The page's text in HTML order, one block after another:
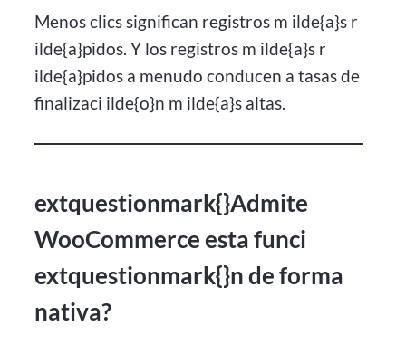
Menos clics significan registros m ilde{a}s r
ilde{a}pidos. Y los registros m ilde{a}s r
ilde{a}pidos a menudo conducen a tasas de
finalizaci ilde{o}n m ilde{a}s altas.
extquestionmark{}Admite
WooCommerce esta funci
extquestionmark{}n de forma
nativa?